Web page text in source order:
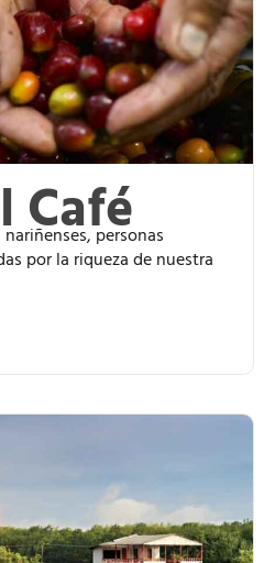
Café
personas
por la riqueza de nuestra